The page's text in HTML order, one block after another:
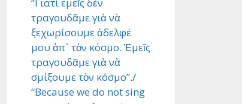
τραγουδᾶμε γιὰ νὰ
ξεχωρίσουμε ἀδελφέ
μου ἀπ᾿ τὸν κόσμο. Ἐμεῖς
τραγουδᾶμε γιὰ νὰ
σμίξουμε τὸν κόσμο”./
“Because we do not sing